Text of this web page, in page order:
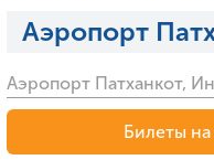
Аэропорт
Аэропорт Патханкот,
Билеты